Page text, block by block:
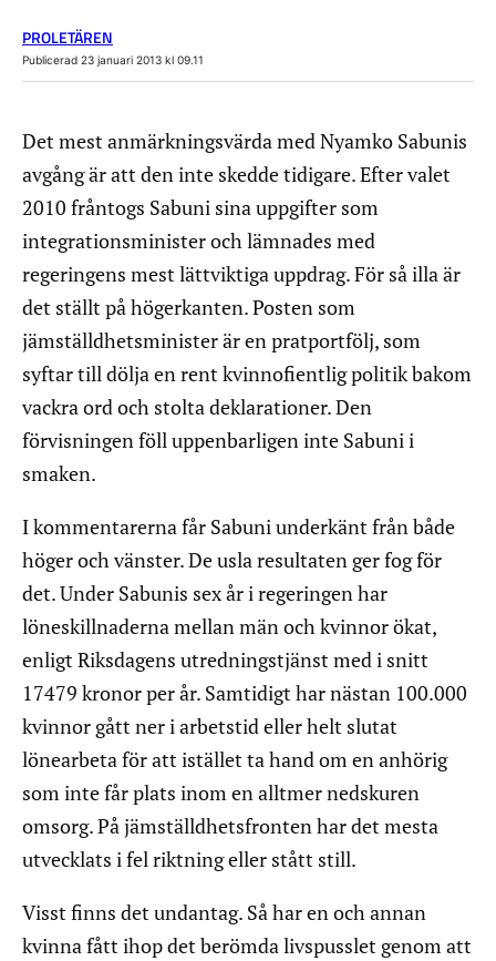
PROLETÄREN
Publicerad 23 januari 2013 kl 09.11
Det mest anmärkningsvärda med Nyamko Sabunis
avgång är att den inte skedde tidigare. Efter valet
2010 fråntogs Sabuni sina uppgifter som
integrationsminister och lämnades med
regeringens mest lättviktiga uppdrag. För så illa är
det ställt på högerkanten. Posten som
jämställdhetsminister är en pratportfölj, som
syftar till dölja en rent kvinnofientlig politik bakom
vackra ord och stolta deklarationer. Den
förvisningen föll uppenbarligen inte Sabuni i
smaken.
I kommentarerna får Sabuni underkänt från både
höger och vänster. De usla resultaten ger fog för
det. Under Sabunis sex år i regeringen har
löneskillnaderna mellan män och kvinnor ökat,
enligt Riksdagens utredningstjänst med i snitt
17479 kronor per år. Samtidigt har nästan 100.000
kvinnor gått ner i arbetstid eller helt slutat
lönearbeta för att istället ta hand om en anhörig
som inte får plats inom en alltmer nedskuren
omsorg. På jämställdhetsfronten har det mesta
utvecklats i fel riktning eller stått still.
Visst finns det undantag. Så har en och annan
kvinna fått ihop det berömda livspusslet genom att